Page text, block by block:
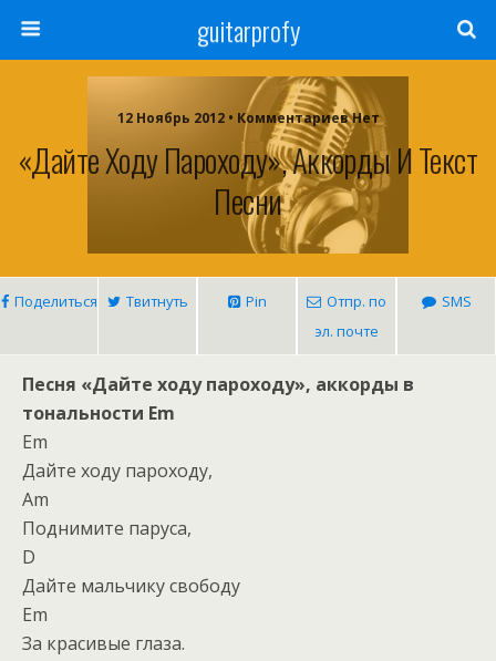
guitarprofy
12 Ноябрь 2012 • Комментариев Нет
«Дайте Ходу Пароходу», Аккорды И Текст
Песни
Поделиться Твитнуть Pin
Отпр. по
эл. почте
SMS
Песня «Дайте ходу пароходу», аккорды в
тональности Em
Em
Дайте ходу пароходу,
Am
Поднимите паруса,
D
Дайте мальчику свободу
Em
За красивые глаза.